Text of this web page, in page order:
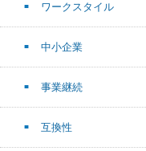
ワークスタイル
中小企業
事業継続
互換性